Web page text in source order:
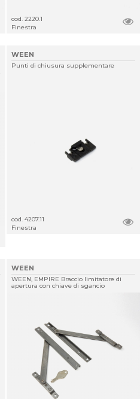
cod. 2220.1
Finestra
WEEN
Punti di chiusura supplementare
cod. 4207.11
Finestra
WEEN
WEEN, EMPIRE Braccio limitatore di
apertura con chiave di sgancio